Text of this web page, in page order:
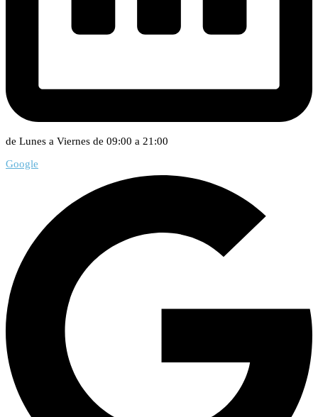
de Lunes a Viernes de 09:00 a 21:00
Google